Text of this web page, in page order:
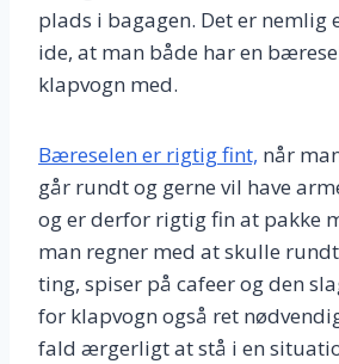
plads i bagagen. Det er nemlig
ide, at man både har en
klapvogn med.
Bæreselen er rigtig fint, når
går rundt og gerne vil have
og er derfor rigtig fin at pakke
man regner med at skulle
ting, spiser på cafeer og den
for klapvogn også ret
fald ærgerligt at stå i en